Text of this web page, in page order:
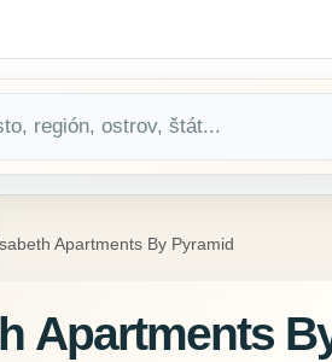
Apartments By Pyramid
Apartments